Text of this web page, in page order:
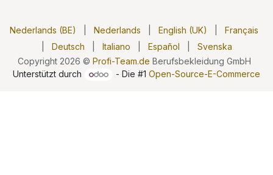
Copyright 2026 © Profi-Team.de Berufsbekleidung GmbH
Nederlands (BE) Nederlands English (UK)
Français
Deutsch Italiano Español Svenska
Unterstützt durch - Die #1Open-Source-E-Commerce